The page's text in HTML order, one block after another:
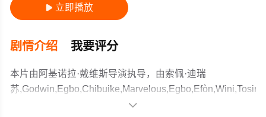
 立即播放
剧情介绍 我要评分
本片由阿基诺拉·戴维斯导演执导，由索佩·迪瑞
苏
等主演，故事情节跌岩起伏、扣人心弦，领广大剧情片爱
